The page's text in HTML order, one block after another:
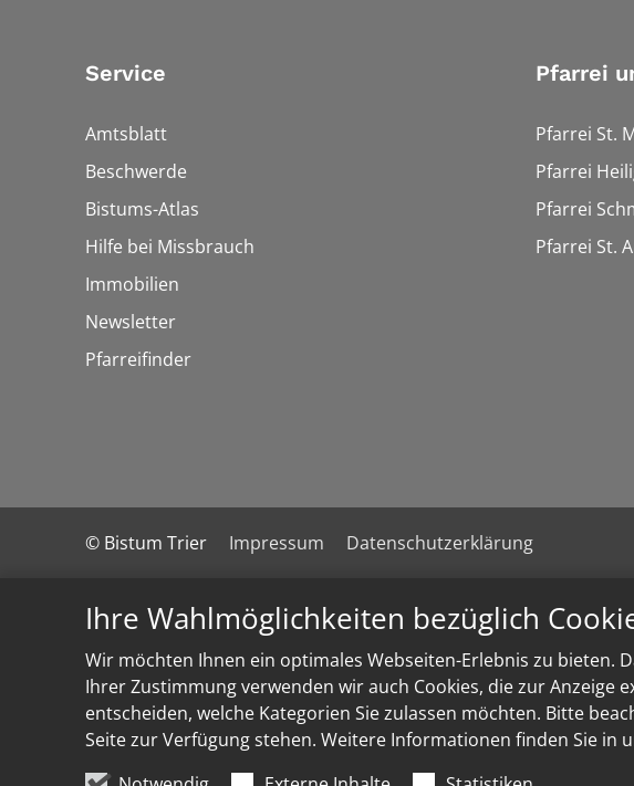
Ihre Wahlmöglichkeiten bezüglich
Wir möchten Ihnen ein optimales Webseiten-Erlebnis zu bieten.
Ihrer Zustimmung verwenden wir auch Cookies, die zur
entscheiden, welche Kategorien Sie zulassen möchten. Bitte
Seite zur Verfügung stehen. Weitere Informationen finden Sie in
Service
Amtsblatt
Beschwerde
Bistums-Atlas
Hilfe bei Missbrauch
Immobilien
Newsletter
Pfarreifinder
Pfarrei
Pfarrei St.
Pfarrei
Pfarrei
Pfarrei St.
© Bistum Trier Impressum Datenschutzerklärung